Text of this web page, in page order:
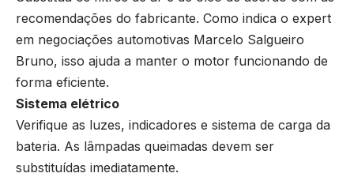
recomendações do fabricante. Como indica o expert
em negociações automotivas Marcelo Salgueiro
Bruno, isso ajuda a manter o motor funcionando de
forma eficiente.
Sistema elétrico
Verifique as luzes, indicadores e sistema de carga da
bateria. As lâmpadas queimadas devem ser
substituídas imediatamente.